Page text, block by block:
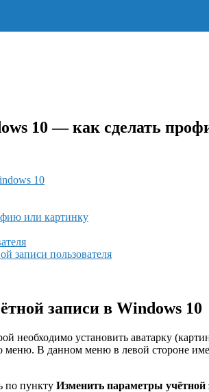
10 — как сделать
10
или картинку
записи пользователя
записи в Windows 10
необходимо установить аватарку
меню. В данном меню в левой стороне
по пункту Изменить параметры учётной